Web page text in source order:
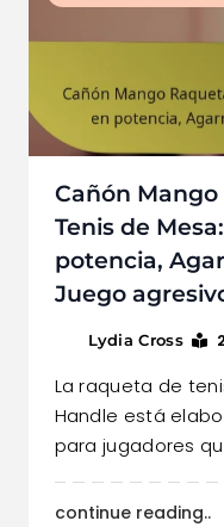
Cañón
Tenis de
potencia,
Juego
Lydia Cross
La raqueta de
Handle está
para jugadores
continue reading..